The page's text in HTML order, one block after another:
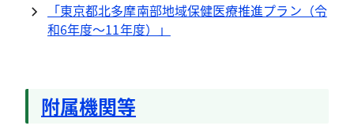
「東京都北多摩南部地域保健医療推進プラン（令
和6年度～11年度）」
附属機関等